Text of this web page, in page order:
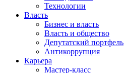
Технологии
Власть
Бизнес и власть
Власть и общество
Депутатский портфель
Антикоррупция
Карьера
Мастер-класс